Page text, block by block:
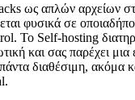
ως απλών αρχείων
φυσικά σε
Το Self-hosting
και σας παρέχει
διαθέσιμη, ακόμα